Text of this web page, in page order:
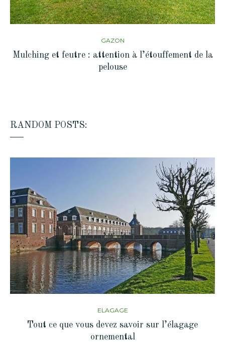
GAZON
Mulching et feutre : attention à l’étouffement de la
pelouse
RANDOM POSTS:
ELAGAGE
Tout ce que vous devez savoir sur l’élagage
ornemental